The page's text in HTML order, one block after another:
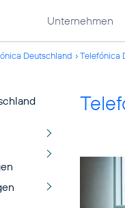
Unternehmen
Deutschland Telefónica